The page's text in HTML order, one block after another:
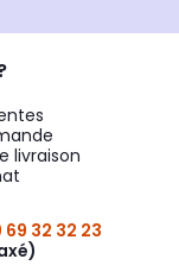
livraison
69 32 32 23